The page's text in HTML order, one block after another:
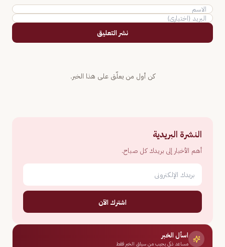
نشر التعليق
كن أول من يعلّق على هذا الخبر.
النشرة البريدية
أهم الأخبار إلى بريدك كل صباح.
اشترك الآن
اسأل الخبر
مساعد ذكي يجيب من سياق الخبر فقط